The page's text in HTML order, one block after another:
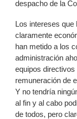
despacho de la
Los intereses que
claramente
han metido a los
administración
equipos
remuneración de
Y no tendría
al fin y al cabo
de todos, pero